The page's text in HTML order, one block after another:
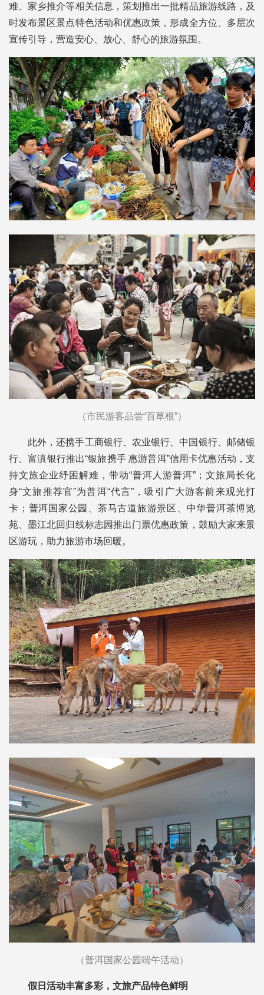
难、家乡推介等相关信息，策划推出一批精品旅游线路，及
时发布景区景点特色活动和优惠政策，形成全方位、多层次
宣传引导，营造安心、放心、舒心的旅游氛围。
（市民游客品尝“百草根”）
此外，还携手工商银行、农业银行、中国银行、邮储银
行、富滇银行推出“银旅携手 惠游普洱”信用卡优惠活动，支
持文旅企业纾困解难，带动“普洱人游普洱”；文旅局长化
身“文旅推荐官”为普洱“代言”，吸引广大游客前来观光打
卡；普洱国家公园、茶马古道旅游景区、中华普洱茶博览
苑、墨江北回归线标志园推出门票优惠政策，鼓励大家来景
区游玩，助力旅游市场回暖。
（普洱国家公园端午活动）
假日活动丰富多彩，文旅产品特色鲜明